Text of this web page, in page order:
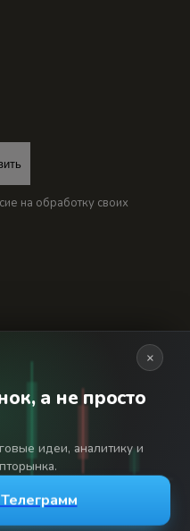
на обработку своих
портал «Банки
вы
связи,
коммуникаций,
№ 04-216902
×
а не просто
идеи, аналитику и